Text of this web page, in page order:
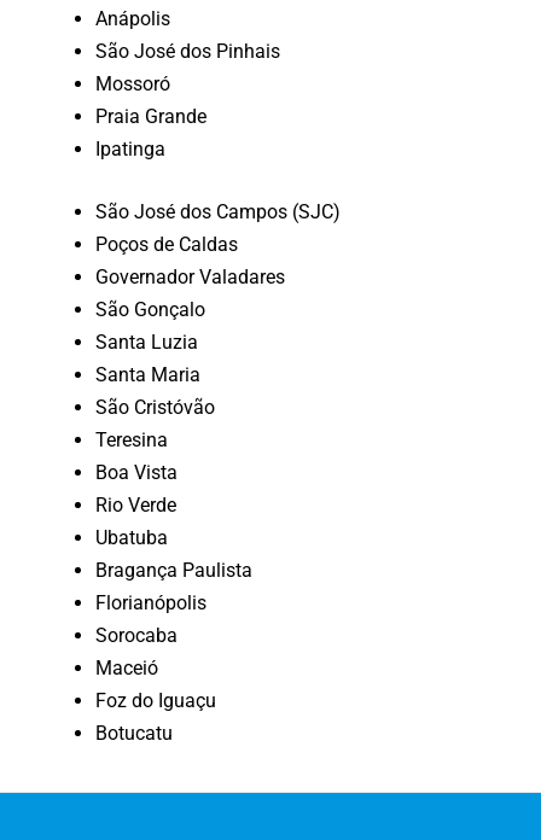
Anápolis
São José dos Pinhais
Mossoró
Praia Grande
Ipatinga
São José dos Campos (SJC)
Poços de Caldas
Governador Valadares
São Gonçalo
Santa Luzia
Santa Maria
São Cristóvão
Teresina
Boa Vista
Rio Verde
Ubatuba
Bragança Paulista
Florianópolis
Sorocaba
Maceió
Foz do Iguaçu
Botucatu